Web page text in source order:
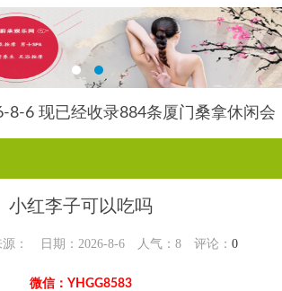
8-6 现已经收录884条厦门桑拿休闲会
小红李子可以吃吗
： 日期：2026-8-6 人气： 8评论： 0
微信：YHGG8583